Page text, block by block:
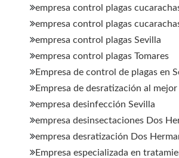
empresa control plagas
empresa control plagas
empresa control plagas Sevilla
empresa control plagas Tomares
Empresa de control de plagas en
Empresa de desratización al
empresa desinfección Sevilla
empresa desinsectaciones Dos
empresa desratización Dos
Empresa especializada en